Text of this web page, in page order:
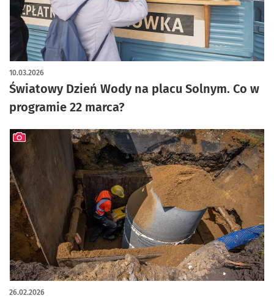
Światowy Dzień Wody na placu Solnym. Co w
programie 22 marca?
10.03.2026
26.02.2026
artykuł z galerią zdjęć